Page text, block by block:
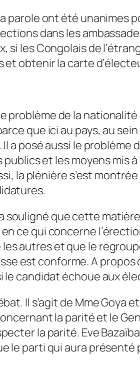
parole ont été
dans les
si les Congolais de
obtenir la carte
problème de la
que ici au pays, au
a posé aussi le
et les moyens mis
la plénière s’est
souligné que cette
ce qui concerne
les autres et que le
est conforme. A
candidat échoue aux
Il s’agit de Mme
la parité et le
la parité. Eve
le parti qui aura